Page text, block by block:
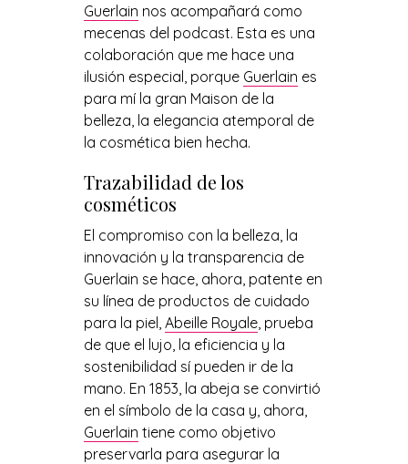
Guerlain nos acompañará como
mecenas del podcast. Esta es una
colaboración que me hace una
ilusión especial, porque Guerlain es
para mí la gran Maison de la
belleza, la elegancia atemporal de
la cosmética bien hecha.
Trazabilidad de los
cosméticos
El compromiso con la belleza, la
innovación y la transparencia de
Guerlain se hace, ahora, patente en
su línea de productos de cuidado
para la piel, Abeille Royale, prueba
de que el lujo, la eficiencia y la
sostenibilidad sí pueden ir de la
mano. En 1853, la abeja se convirtió
en el símbolo de la casa y, ahora,
Guerlain tiene como objetivo
preservarla para asegurar la